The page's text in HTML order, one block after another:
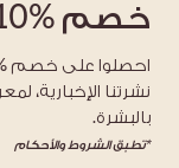
خصم %10
نشرتنا الإخبارية،
بالبشرة.
*تطبق الشروط والأحكام